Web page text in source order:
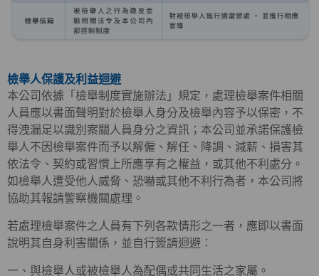
檢舉人保護及利益迴避
本公司依據「檢舉制度實施辦法」規定，處理檢舉案件相關
人員應以書面聲明對於檢舉人身分及檢舉內容予以保密，不
得洩漏足以識別案關人員身分之資訊；本公司並承諾保護檢
舉人不因檢舉案件而予以解僱、解任、降調、減薪、損害其
依法令、契約或習慣上所應享有之權益，或其他不利處分。
如檢舉人遭受他人威脅、恐嚇或其他不利行為者，本公司將
協助其報請警察機關處理。
若處理檢舉案件之人員有下列各款情形之一者，應即以書面
說明其自身利害關係，並自行簽請迴避：
一、與檢舉人或被檢舉人為配偶或共同生活之家屬。